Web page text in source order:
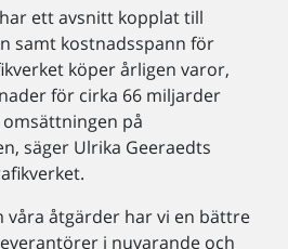
ett avsnitt kopplat till
samt kostnadsspann för
köper årligen varor,
för cirka 66 miljarder
på
säger Ulrika Geeraedts
våra åtgärder har vi en bättre
i nuvarande och